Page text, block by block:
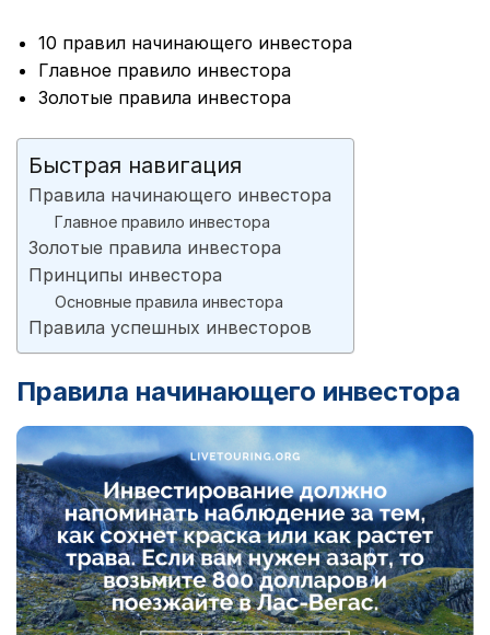
10 правил начинающего инвестора
Главное правило инвестора
Золотые правила инвестора
Быстрая навигация
Правила начинающего инвестора
Главное правило инвестора
Золотые правила инвестора
Принципы инвестора
Основные правила инвестора
Правила успешных инвесторов
Правила начинающего инвестора